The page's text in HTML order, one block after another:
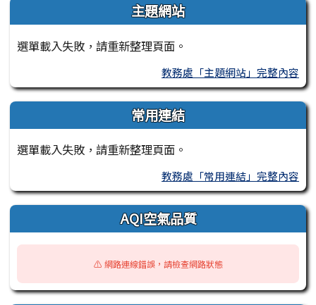
主題網站
選單載入失敗，請重新整理頁面。
教務處「主題網站」完整內容
常用連結
選單載入失敗，請重新整理頁面。
教務處「常用連結」完整內容
AQI空氣品質
⚠️ 網路連線錯誤，請檢查網路狀態